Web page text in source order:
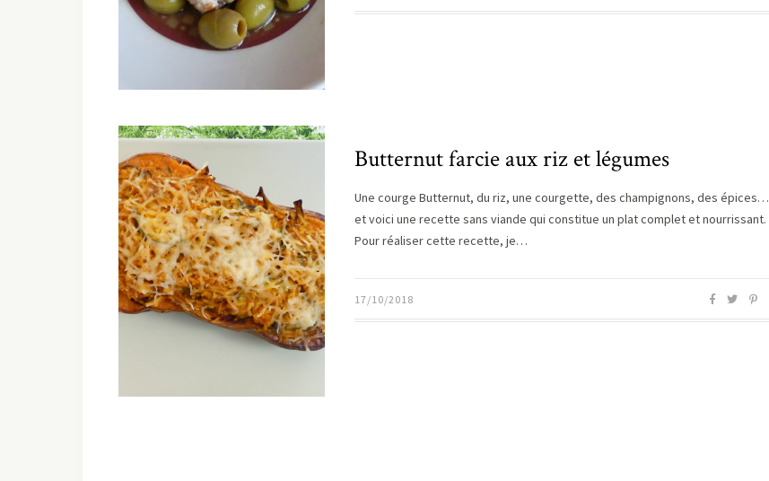
Butternut farcie aux riz et légumes
Une courge Butternut, du riz, une courgette, des champignons, des épices…
et voici une recette sans viande qui constitue un plat complet et nourrissant.
Pour réaliser cette recette, je…
17/10/2018